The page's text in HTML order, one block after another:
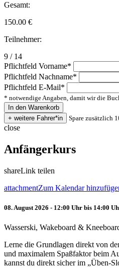
Gesamt:
150.00 €
Teilnehmer:
9 / 14
Pflichtfeld Vorname*
Pflichtfeld Nachname*
Pflichtfeld E-Mail*
* notwendige Angaben, damit wir die
Spare zusätzlich
close
Anfängerkurs
shareLink teilen
attachmentZum Kalendar
08. August 2026 - 12:00 Uhr bis 14:00
Wasserski, Wakeboard &
Lerne die Grundlagen direkt von
und maximalem Spaßfaktor beim
kannst du direkt sicher im „Üben-